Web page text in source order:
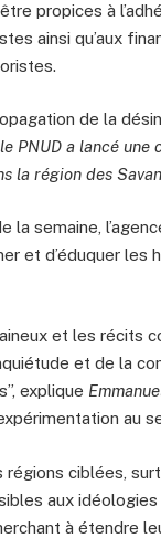
propices à
ainsi qu’aux
de la
le PNUD a lancé une
la région des
la semaine,
et d’éduquer les
et les récits
et de la
explique
au
régions ciblées,
aux
à étendre